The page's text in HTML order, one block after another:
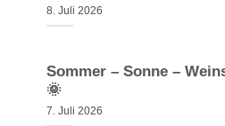
8. Juli 2026
Sommer – Sonne –
🌞
7. Juli 2026